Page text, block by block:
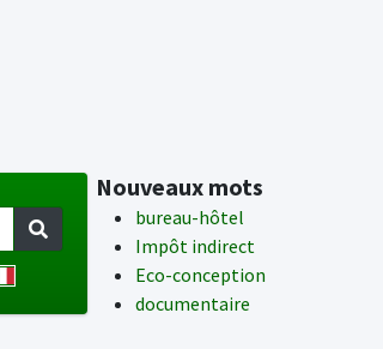
Nouveaux mots
bureau-hôtel
Impôt indirect
Eco-conception
documentaire